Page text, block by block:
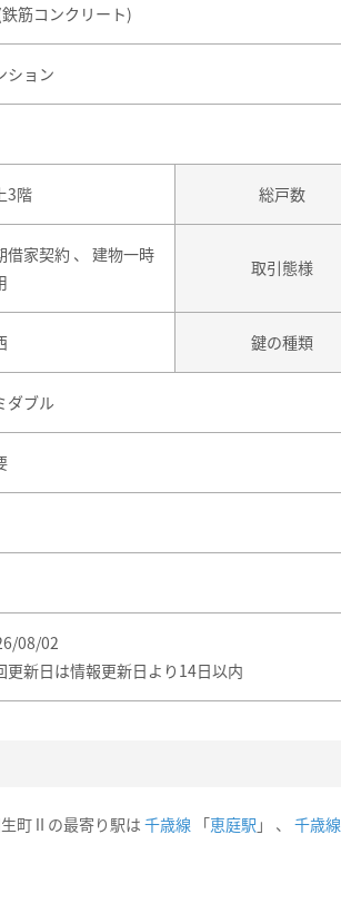
鉄筋コンクリート)
ション
3階 総戸数
借家契約 、 建物一時
取引態様
鍵の種類
ダブル
08/02
更新日は情報更新日より14日以内
生町Ⅱの最寄り駅は 千歳線 「恵庭駅 」 、 千歳線